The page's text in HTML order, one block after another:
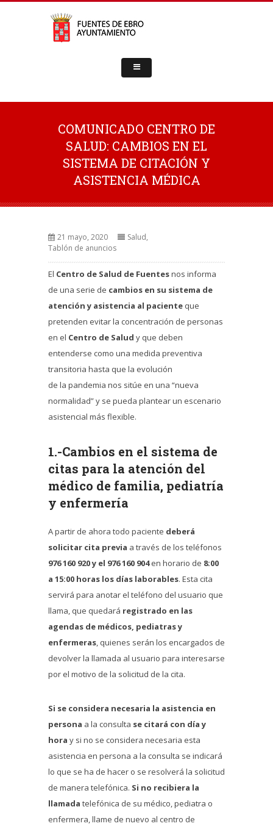
COMUNICADO CENTRO DE
SALUD: CAMBIOS EN EL
SISTEMA DE CITACIÓN Y
ASISTENCIA MÉDICA
21 mayo, 2020 Salud,
Tablón de anuncios
El Centro de Salud de Fuentesnos informa
de una serie de cambios en su sistema de
atención y asistencia al paciente que
pretenden evitar la concentración de personas
en el Centro de Salud y que deben
entenderse como una medida preventiva
transitoria hasta que la evolución
de la pandemia nos sitúe en una “nueva
normalidad” y se pueda plantear un escenario
asistencial más flexible.
1.-Cambios en el sistema de
citas para la atención del
médico de familia, pediatría
y enfermería
A partir de ahora todo paciente deberá
solicitar cita previa a través de los teléfonos
976 160 920 y el 976 160 904en horario de 8:00
a 15:00 horas los días laborables. Esta cita
servirá para anotar el teléfono del usuario que
llama, que quedará registrado en las
agendas de médicos, pediatras y
enfermeras, quienes serán los encargados de
devolver la llamada al usuario para interesarse
por el motivo de la solicitud de la cita.
Si se considera necesaria la asistencia en
persona a la consulta se citará con día y
hora y si no se considera necesaria esta
asistencia en persona a la consulta se indicará
lo que se ha de hacer o se resolverá la solicitud
de manera telefónica. Si no recibiera la
llamada telefónica de su médico, pediatra o
enfermera, llame de nuevo al centro de